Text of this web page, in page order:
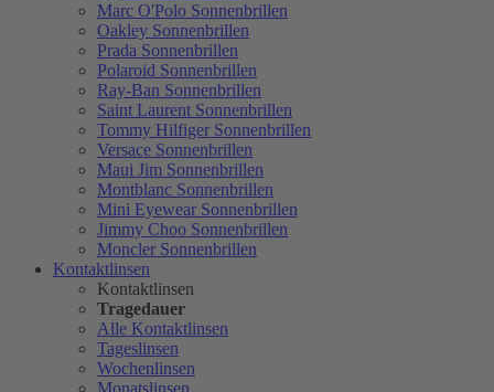
Marc O'Polo Sonnenbrillen
Oakley Sonnenbrillen
Prada Sonnenbrillen
Polaroid Sonnenbrillen
Ray-Ban Sonnenbrillen
Saint Laurent Sonnenbrillen
Tommy Hilfiger Sonnenbrillen
Versace Sonnenbrillen
Maui Jim Sonnenbrillen
Montblanc Sonnenbrillen
Mini Eyewear Sonnenbrillen
Jimmy Choo Sonnenbrillen
Moncler Sonnenbrillen
Kontaktlinsen
Kontaktlinsen
Tragedauer
Alle Kontaktlinsen
Tageslinsen
Wochenlinsen
Monatslinsen